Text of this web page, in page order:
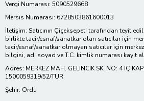
tercih edilebilir.
Kanvas Tablo Nasıl
Kanvas tablolar çift
ya da tercihen tek bir
ile rahatlıkta duvara
tutturabilmektedir.
Vergi Numarası: 5090529668
Mersis Numarası: 6728503861600013
İletişim: Satıcının Çiçeksepeti tarafından teyit
birlikte tacir/esnaf/sanatkar olan satıcılar için
tacir/esnaf/sanatkar olmayan satıcılar için
bilgisi, ad, soyad ve T.C. kimlik numarası kayıt
Adres: MERKEZ MAH. GELINCIK SK. NO: 4 IÇ
1500059319/52/TUR
Şehir: Ordu